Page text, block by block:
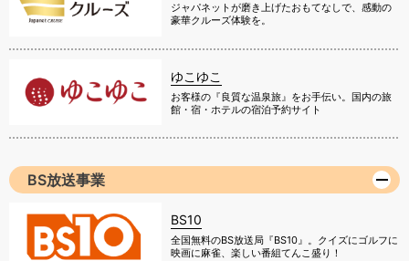
ジャパネットが磨き上げたおもてなしで、感動の
豪華クルーズ体験を。
ゆこゆこ
お客様の『良質な温泉旅』をお手伝い。国内の旅
館・宿・ホテルの宿泊予約サイト
BS放送事業
BS10
全国無料のBS放送局『BS10』。クイズにゴルフに
映画に麻雀、楽しい番組てんこ盛り！